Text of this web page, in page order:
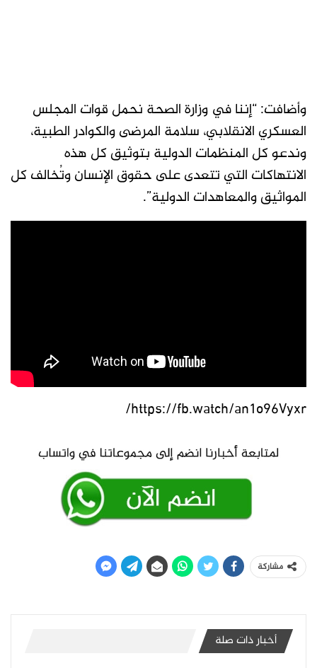
وأضافت: “إننا في وزارة الصحة نحمل قوات المجلس
العسكري الانقلابي، سلامة المرضى والكوادر الطبية،
وندعو كل المنظمات الدولية بتوثيق كل هذه
الانتهاكات التي تتعدى على حقوق الإنسان وتُخالف كل
المواثيق والمعاهدات الدولية”.
https://fb.watch/an1o96Vyxr/
مشاركة
أخبار ذات صلة